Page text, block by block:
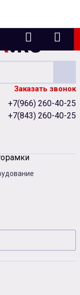
Заказать звонок
+7(966) 260-40-25
+7(843) 260-40-25
устройства